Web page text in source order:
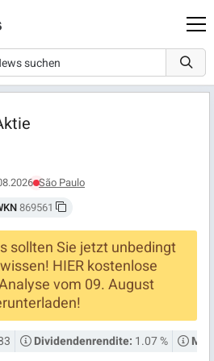
São Paulo
869561
sollten Sie jetzt unbedingt
HIER kostenlose
vom 09. August
Dividendenrendite: 1.07 %